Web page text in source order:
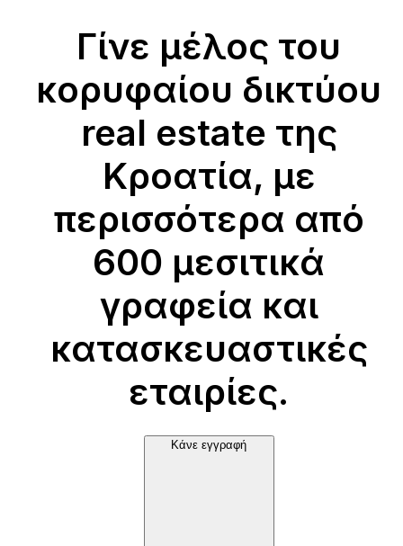
Γίνε μέλος του
κορυφαίου δικτύου
real estate της
Κροατία, με
περισσότερα από
600 μεσιτικά
γραφεία και
κατασκευαστικές
εταιρίες.
Κάνε εγγραφή